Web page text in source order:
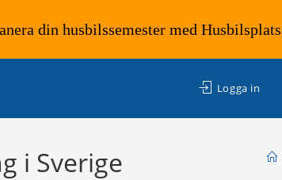
Logga in
i Sverige
din husbilssemester med